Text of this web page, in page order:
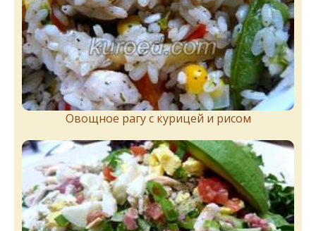
Овощное рагу с курицей и рисом